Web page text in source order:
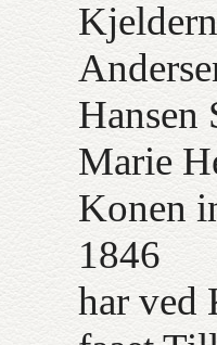
Hansen
Marie
Konen
1846
har ved